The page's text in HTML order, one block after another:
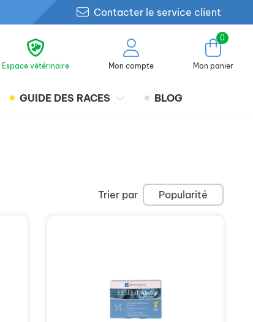
Contacter le service client
Espace vétérinaire Mon compte
0
Mon panier
GUIDE DES RACES BLOG
Trier par Popularité